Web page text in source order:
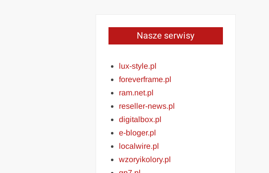
Nasze serwisy
lux-style.pl
foreverframe.pl
ram.net.pl
reseller-news.pl
digitalbox.pl
e-bloger.pl
localwire.pl
wzoryikolory.pl